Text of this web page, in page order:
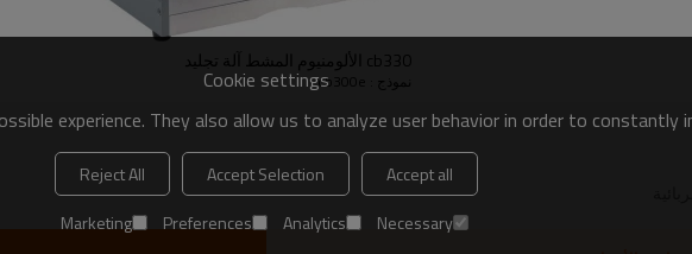
cb330 الألومنيوم المشط آلة تجليد
نموذج : cb300e
Cookie settings
experience. They also allow us to analyze user behavior in order to constantly
Accept all
Accept Selection
Reject All
Necessary
Analytics
Preferences
Marketing